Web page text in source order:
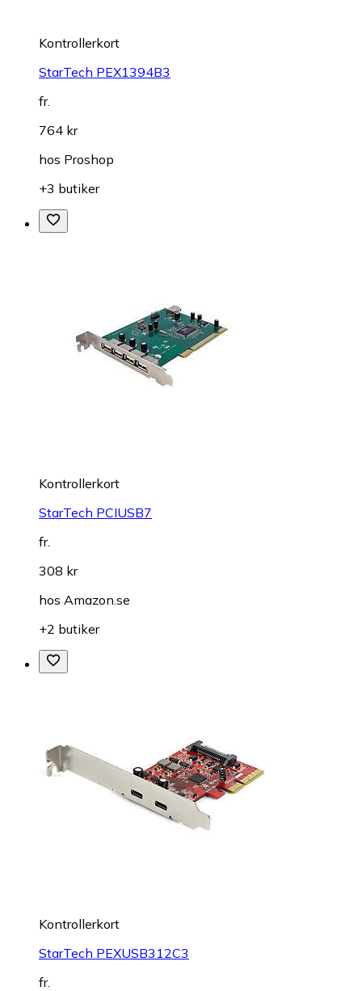
Kontrollerkort
StarTech PEX1394B3
fr.
764 kr
hos Proshop
+3 butiker
Kontrollerkort
StarTech PCIUSB7
fr.
308 kr
hos Amazon.se
+2 butiker
Kontrollerkort
StarTech PEXUSB312C3
fr.